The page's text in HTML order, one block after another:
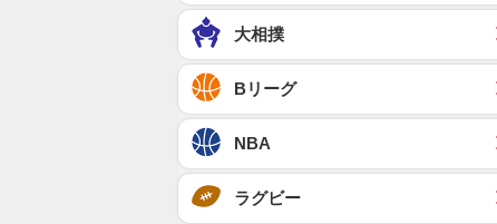
大相撲
Bリーグ
NBA
ラグビー